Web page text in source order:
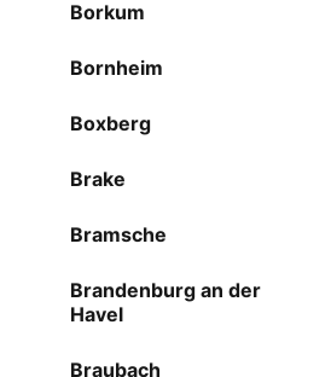
Borkum
Bornheim
Boxberg
Brake
Bramsche
Brandenburg an der
Havel
Braubach